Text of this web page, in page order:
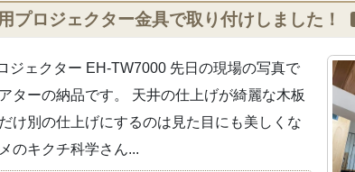
プロジェクター金具で取り付けしました！
ジェクター EH-TW7000 先日の現場の写真で
ターの納品です。 天井の仕上げが綺麗な木板
け別の仕上げにするのは見た目にも美しくな
のキクチ科学さん...